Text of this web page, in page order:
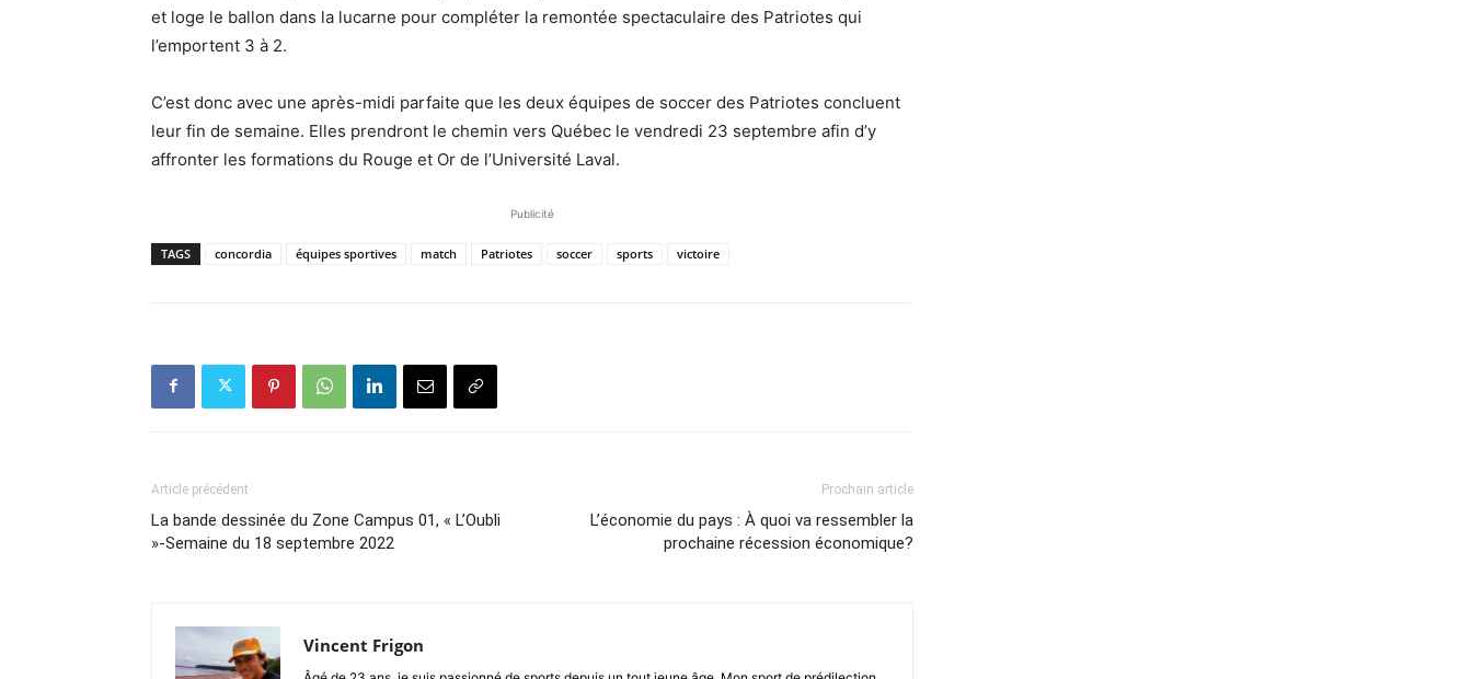
et loge le ballon dans la lucarne pour compléter la remontée spectaculaire des Patriotes qui
l’emportent 3 à 2.
C’est donc avec une après-midi parfaite que les deux équipes de soccer des Patriotes concluent
leur fin de semaine. Elles prendront le chemin vers Québec le vendredi 23 septembre afin d’y
affronter les formations du Rouge et Or de l’Université Laval.
Publicité
TAGS concordia équipes sportives match Patriotes soccer sports victoire
Article précédent
La bande dessinée du Zone Campus 01, « L’Oubli
»-Semaine du 18 septembre 2022
Prochain article
L’économie du pays : À quoi va ressembler la
prochaine récession économique?
Vincent Frigon